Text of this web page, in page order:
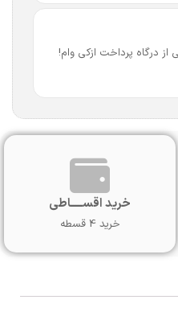
از درگاه پرداخت ازکی وام!
خرید اقســـــاطی
خرید 4 قسطه